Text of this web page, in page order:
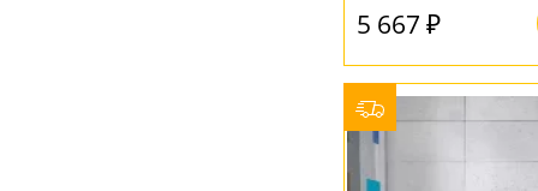
5 667 ₽